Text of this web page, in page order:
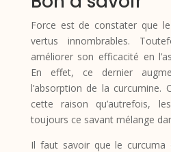
Force est de constater que
vertus innombrables.
améliorer son efficacité en
En effet, ce dernier
l’absorption de la curcumine.
cette raison qu’autrefois,
toujours ce savant mélange
Il faut savoir que le curcuma